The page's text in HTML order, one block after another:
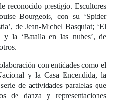
reconocido prestigio. Escultores
Bourgeois, con su ‘Spider
de Jean-Michel Basquiat; ‘El
y la ‘Batalla en las nubes’, de
con entidades como el
y la Casa Encendida, la
de actividades paralelas que
de danza y representaciones